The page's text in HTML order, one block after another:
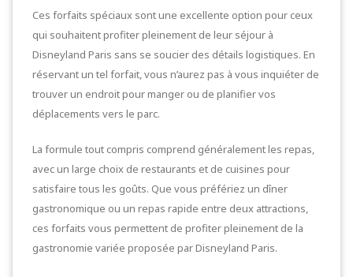
Ces forfaits spéciaux sont une excellente option pour ceux
qui souhaitent profiter pleinement de leur séjour à
Disneyland Paris sans se soucier des détails logistiques. En
réservant un tel forfait, vous n’aurez pas à vous inquiéter de
trouver un endroit pour manger ou de planifier vos
déplacements vers le parc.
La formule tout compris comprend généralement les repas,
avec un large choix de restaurants et de cuisines pour
satisfaire tous les goûts. Que vous préfériez un dîner
gastronomique ou un repas rapide entre deux attractions,
ces forfaits vous permettent de profiter pleinement de la
gastronomie variée proposée par Disneyland Paris.